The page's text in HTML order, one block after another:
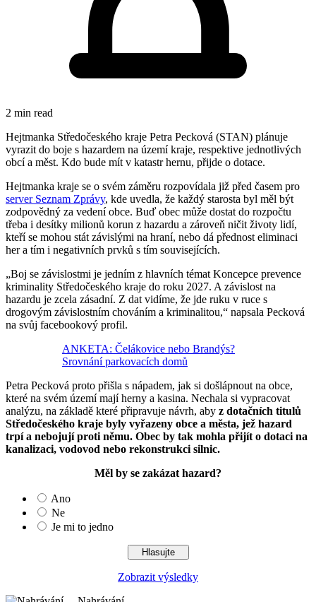
2 min read
Hejtmanka Středočeského kraje Petra Pecková (STAN) plánuje
vyrazit do boje s hazardem na území kraje, respektive jednotlivých
obcí a měst. Kdo bude mít v katastr hernu, přijde o dotace.
Hejtmanka kraje se o svém záměru rozpovídala již před časem pro
server Seznam Zprávy, kde uvedla, že každý starosta byl měl být
zodpovědný za vedení obce. Buď obec může dostat do rozpočtu
třeba i desítky milionů korun z hazardu a zároveň ničit životy lidí,
kteří se mohou stát závislými na hraní, nebo dá přednost eliminaci
her a tím i negativních prvků s tím souvisejících.
„Boj se závislostmi je jedním z hlavních témat Koncepce prevence
kriminality Středočeského kraje do roku 2027. A závislost na
hazardu je zcela zásadní. Z dat vidíme, že jde ruku v ruce s
drogovým závislostním chováním a kriminalitou,“ napsala Pecková
na svůj facebookový profil.
ANKETA: Čelákovice nebo Brandýs?
Srovnání parkovacích domů
Petra Pecková proto přišla s nápadem, jak si došlápnout na obce,
které na svém území mají herny a kasina. Nechala si vypracovat
analýzu, na základě které připravuje návrh, aby z dotačních titulů
Středočeského kraje byly vyřazeny obce a města, jež hazard
trpí a nebojují proti němu. Obec by tak mohla přijít o dotaci na
kanalizaci, vodovod nebo rekonstrukci silnic.
Měl by se zakázat hazard?
Ano
Ne
Je mi to jedno
Zobrazit výsledky